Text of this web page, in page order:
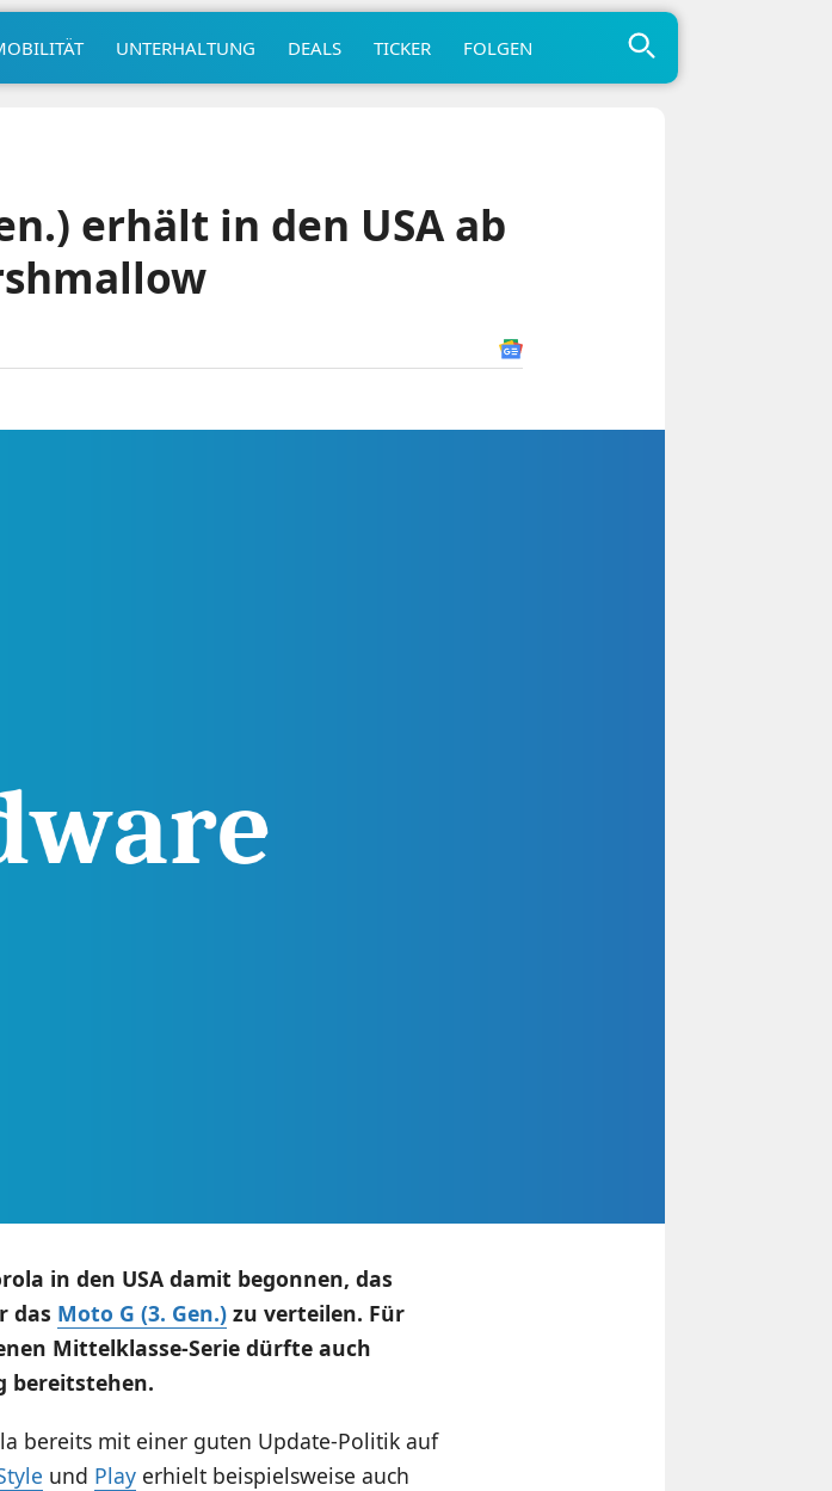
UNTERHALTUNG DEALS TICKER FOLGEN
erhält in den USA ab
in den USA damit begonnen, das
das Moto G (3. Gen.)zu verteilen. Für
Mittelklasse-Serie dürfte auch
bereitstehen.
bereits mit einer guten Update-Politik auf
und Playerhielt beispielsweise auch